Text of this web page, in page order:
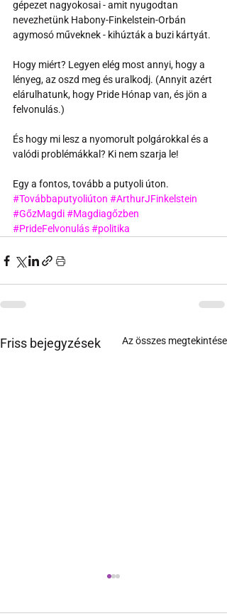
gépezet nagyokosai - amit nyugodtan
nevezhetünk Habony-Finkelstein-Orbán
agymosó műveknek - kihúzták a buzi kártyát.
Hogy miért? Legyen elég most annyi, hogy a
lényeg, az oszd meg és uralkodj. (Annyit azért
elárulhatunk, hogy Pride Hónap van, és jön a
felvonulás.)
És hogy mi lesz a nyomorult polgárokkal és a
valódi problémákkal? Ki nem szarja le!
Egy a fontos, tovább a putyoli úton.
#Továbbaputyoliúton #ArthurJFinkelstein
#GőzMagdi#Magdiagőzben
#PrideFelvonulás#politika
Friss bejegyzések Az összes megtekintése